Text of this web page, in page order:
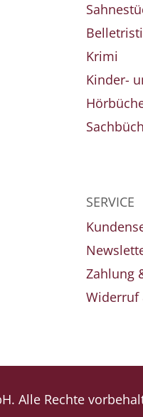
Krimi
Kinder-
SERVICE
Zahlung
Widerruf
Alle Rechte